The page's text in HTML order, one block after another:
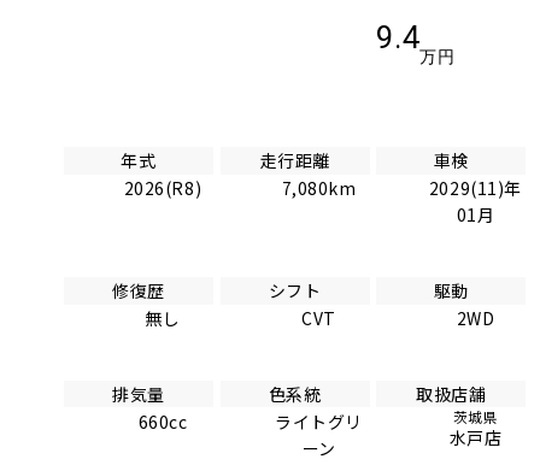
9.4
万円
年式
2026(R8)
走行距離
7,080km
車検
2029(11)年
01月
修復歴
無し
シフト
CVT
駆動
2WD
排気量
660cc
色系統
ライトグリ
ーン
取扱店舗
茨城県
水戸店